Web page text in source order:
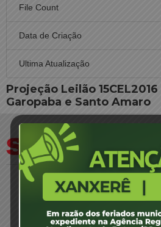
File Count
Data de Criação
Ultima Atualização
Projeção Leilão
Garopaba e Santo Amaro